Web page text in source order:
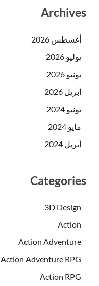
Archives
أغسطس 2026
يوليو 2026
يونيو 2026
أبريل 2026
يونيو 2024
مايو 2024
أبريل 2024
Categories
3D Design
Action
Action Adventure
Action Adventure RPG
Action RPG